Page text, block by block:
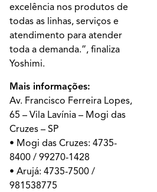
excelência nos produtos de
todas as linhas, serviços e
atendimento para atender
toda a demanda.”, finaliza
Yoshimi.
Mais informações:
Av. Francisco Ferreira Lopes,
65 – Vila Lavínia – Mogi das
Cruzes – SP
• Mogi das Cruzes: 4735-
8400 / 99270-1428
• Arujá: 4735-7500 /
981538775